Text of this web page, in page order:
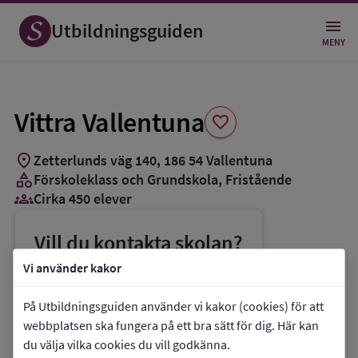
Vi använder kakor
På Utbildningsguiden använder vi kakor (cookies) för att
webbplatsen ska fungera på ett bra sätt för dig. Här kan
du välja vilka cookies du vill godkänna.
Utbildningsguiden MENY
Vittra Vallentuna favorite
Spara
som
favorit
location_onZetterlunds väg 140, 18654Vallentuna
categoryFörskoleklass och Grundskola, Fristående
groups_3Cirka 450 elever
Vill du kontakta skolan?
phoneTelefon:08-51444040
E-post: vallentuna@vittra.se
link Webbplats:Vittra Vallentuna